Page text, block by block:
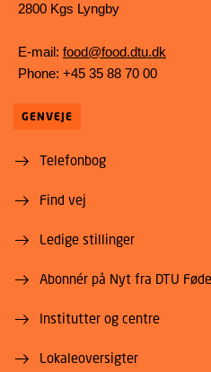
2800 Kgs Lyngby
E-mail: food@food.dtu.dk
Phone: +45 35 88 70 00
GENVEJE
Telefonbog
Find vej
Ledige stillinger
Abonnér på Nyt fra DTU
Institutter og centre
Lokaleoversigter